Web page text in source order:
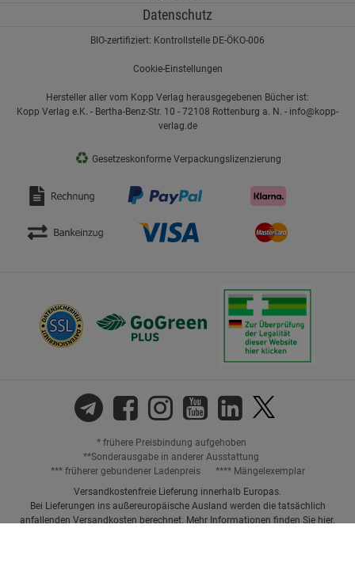
Datenschutz
BIO-zertifiziert: Kontrollstelle DE-ÖKO-006
Cookie-Einstellungen
Hersteller aller vom Kopp Verlag herausgegebenen Bücher ist:
Kopp Verlag e.K. - Bertha-Benz-Str. 10 - 72108 Rottenburg a. N. - info@kopp-
verlag.de
♻ Gesetzeskonforme Verpackungslizenzierung
* frühere Preisbindung aufgehoben
**Sonderausgabe in anderer Ausstattung
*** früherer gebundener Ladenpreis
**** Mängelexemplar
Versandkostenfreie Lieferung innerhalb Europas.
Bei Lieferungen ins außereuropäische Ausland werden die tatsächlich
anfallenden Versandkosten berechnet. Mehr Informationen finden Sie hier.